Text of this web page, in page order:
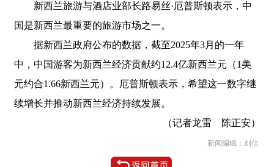
新西兰旅游与酒店业部长路易丝·厄普斯顿表示，中
国是新西兰最重要的旅游市场之一。
据新西兰政府公布的数据，截至2025年3月的一年
中，中国游客为新西兰经济贡献约12.4亿新西兰元（1美
元约合1.66新西兰元）。厄普斯顿表示，希望这一数字继
续增长并推动新西兰经济持续发展。
（记者龙雷 陈正安）
新闻编辑：刘佳